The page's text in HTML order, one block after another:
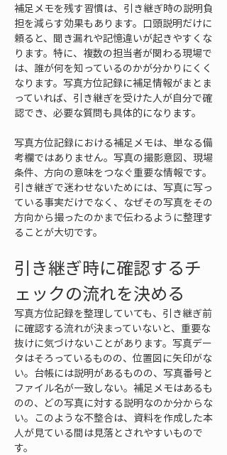
補足メモを残す習慣は、引き継ぎ時の説明負
担を減らす効果もあります。口頭説明だけに
頼ると、聞き漏れや記憶違いが起きやすくな
ります。特に、複数の担当者が関わる現場で
は、誰が何を知っているのかが分かりにくく
なります。写真方位記録に補足情報がまとま
っていれば、引き継ぎを受けた人が自分で確
認でき、必要な質問も具体的になります。
写真方位記録における補足メモは、単なる備
考欄ではありません。写真の撮影意図、現場
条件、方向の意味をつなぐ重要な情報です。
引き継ぎで迷わせないためには、写真に写っ
ている事実だけでなく、なぜその写真をその
方向から撮ったのかまで伝わるように整理す
ることが大切です。
引き継ぎ時に確認するチ
ェックの流れを決める
写真方位記録を整理していても、引き継ぎ前
に確認する流れが決まっていないと、重要な
抜けに気づけないことがあります。写真デー
タはそろっているものの、位置図に矢印がな
い。台帳には説明があるものの、写真番号と
ファイル名が一致しない。補足メモはあるも
のの、どの写真に対する説明なのか分からな
い。このような不整合は、資料を作成した本
人が見ている間は見落とされやすいもので
す。